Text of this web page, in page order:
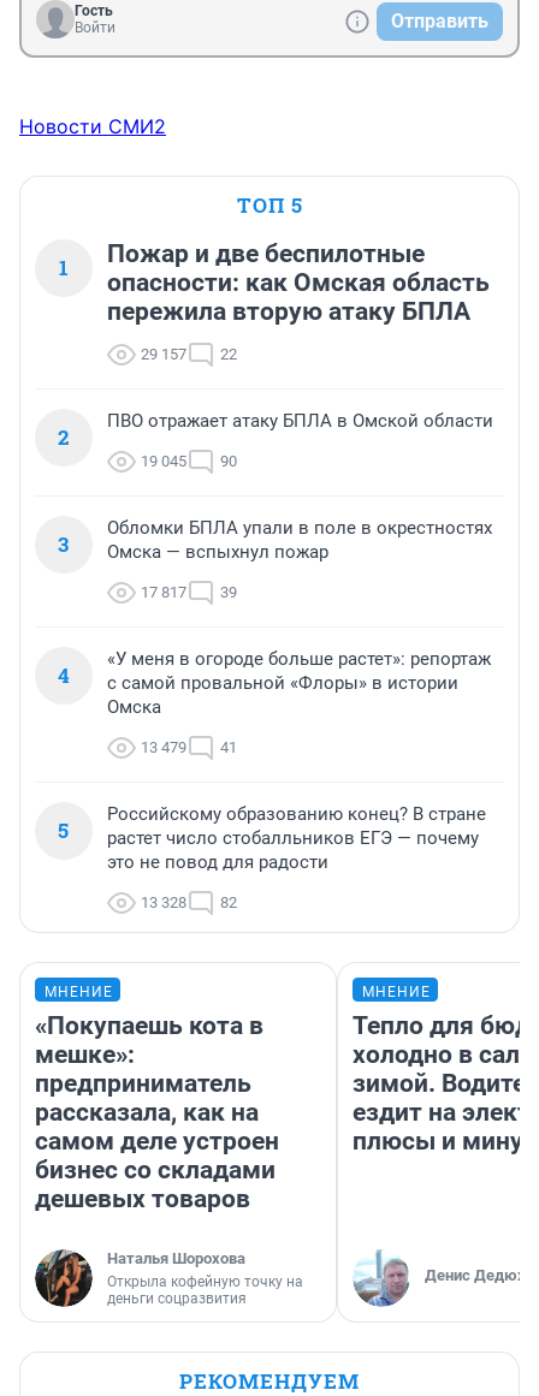
Гость
Войти
Отправить
Новости СМИ2
ТОП 5
1
Пожар и две беспилотные
опасности: как Омская область
пережила вторую атаку БПЛА
29 157 22
2
ПВО отражает атаку БПЛА в Омской области
19 045 90
3
Обломки БПЛА упали в поле в окрестностях
Омска — вспыхнул пожар
17 817 39
4
«У меня в огороде больше растет»: репортаж
с самой провальной «Флоры» в истории
Омска
13 479 41
5
Российскому образованию конец? В стране
растет число стобалльников ЕГЭ — почему
это не повод для радости
13 328 82
МНЕНИЕ
«Покупаешь кота в
мешке»:
предприниматель
рассказала, как на
самом деле устроен
бизнес со складами
дешевых товаров
Наталья Шорохова
Открыла кофейную точку на
деньги соцразвития
МНЕНИЕ
Тепло для
холодно в
зимой.
ездит на
плюсы и
Денис
РЕКОМЕНДУЕМ